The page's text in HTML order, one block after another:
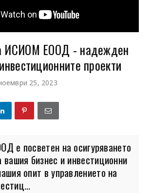
ИСИОМ ЕООД - надежден
проекти
25, 2023
е посветен на осигуряването
вашия бизнес и инвестиционни
опит в управлението на